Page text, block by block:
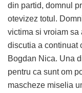
din partid, domnul
otevizez totul.
victima si vroiam sa
discutia a continuat
Bogdan Nica. Una
pentru ca sunt om
mascheze miselia